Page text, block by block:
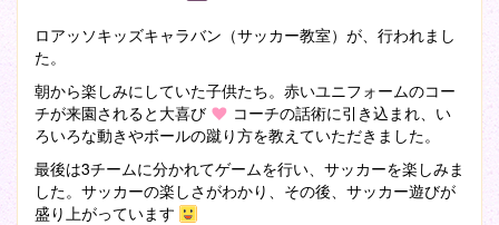
ロアッソキッズキャラバン（サッカー教室）が、行われまし
た。
朝から楽しみにしていた子供たち。赤いユニフォームのコー
チが来園されると大喜び
コーチの話術に引き込まれ、い
ろいろな動きやボールの蹴り方を教えていただきました。
最後は3チームに分かれてゲームを行い、サッカーを楽しみま
した。サッカーの楽しさがわかり、その後、サッカー遊びが
盛り上がっています